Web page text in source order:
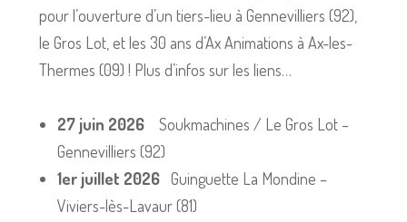
pour l’ouverture d’un tiers-lieu à Gennevilliers (92),
le Gros Lot, et les 30 ans d’Ax Animations à Ax-les-
Thermes (09) ! Plus d’infos sur les liens…
27 juin 2026 Soukmachines / Le Gros Lot –
Gennevilliers (92)
1er juillet 2026 Guinguette La Mondine –
Viviers-lès-Lavaur (81)